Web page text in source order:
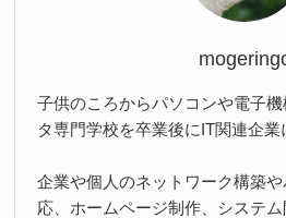
子供のころからパソコンや電子
タ専門学校を卒業後にIT関連企業
企業や個人のネットワーク構築
応、ホームページ制作、システ